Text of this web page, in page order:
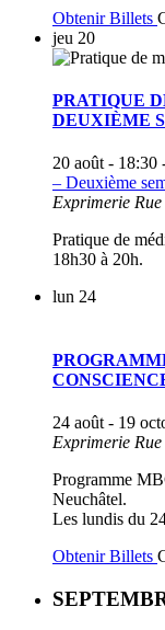
Obtenir Billets
jeu 20
PRATIQUE
DEUXIÈME
20 août - 18:30
– Deuxième
Exprimerie
Pratique de
18h30 à 20h.
lun 24
24 août - 19
Exprimerie
Programme
Neuchâtel.
Les lundis du
Obtenir Billets